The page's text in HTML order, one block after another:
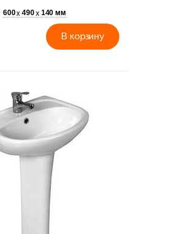
600х 490х 140 мм
В корзину